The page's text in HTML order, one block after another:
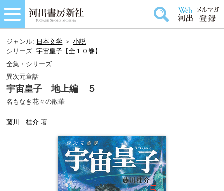
ジャンル: 日本文学 ＞小説
シリーズ:宇宙皇子【全１０巻】
全集・シリーズ
異次元童話
宇宙皇子 地上編 ５
名もなき花々の散華
藤川 桂介 著